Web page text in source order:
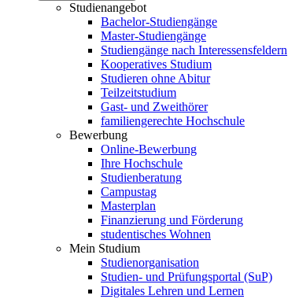
Studienangebot
Bachelor-Studiengänge
Master-Studiengänge
Studiengänge nach Interessensfeldern
Kooperatives Studium
Studieren ohne Abitur
Teilzeitstudium
Gast- und Zweithörer
familiengerechte Hochschule
Bewerbung
Online-Bewerbung
Ihre Hochschule
Studienberatung
Campustag
Masterplan
Finanzierung und Förderung
studentisches Wohnen
Mein Studium
Studienorganisation
Studien- und Prüfungsportal (SuP)
Digitales Lehren und Lernen